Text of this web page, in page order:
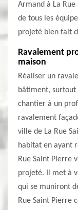
Armand à La
de tous les
projeté bien fait
Ravalement
maison
Réaliser un
bâtiment, surtout
chantier à un
ravalement
ville de La Rue
habitat en ayant
Rue Saint Pierre
projeté. Il met à
qui se muniront
Rue Saint Pierre